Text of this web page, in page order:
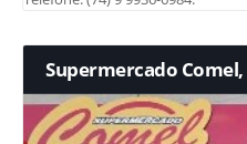
Supermercado